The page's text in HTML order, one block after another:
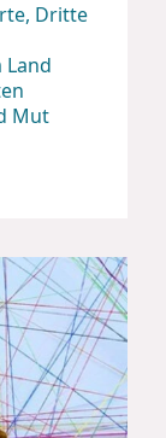
Dritte
Land
Mut